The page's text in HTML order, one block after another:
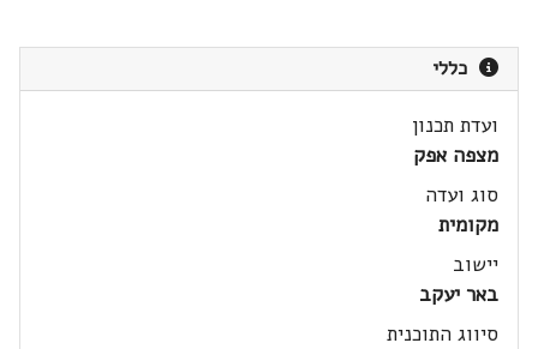
כללי
ועדת תכנון
מצפה אפק
סוג ועדה
מקומית
יישוב
באר יעקב
סיווג התוכנית